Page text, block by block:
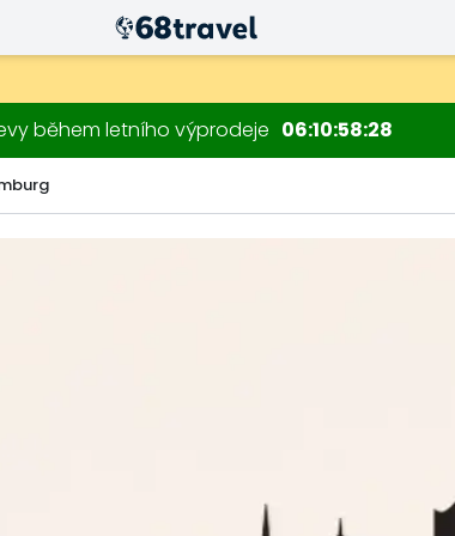
během letního výprodeje 06 10 58 27